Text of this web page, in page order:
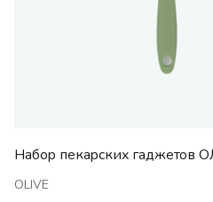
Набор пекарских гаджетов
OLIVE